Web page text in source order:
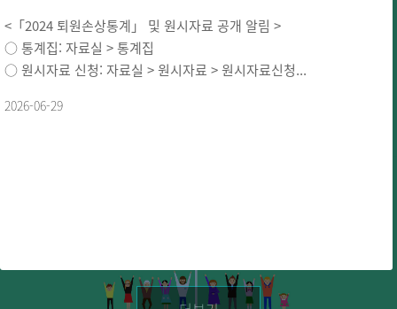
<「2024 퇴원손상통계」 및 원시자료 공개 알림 >
○ 통계집: 자료실 > 통계집
○ 원시자료 신청: 자료실 > 원시자료 > 원시자료신청...
2026-06-29